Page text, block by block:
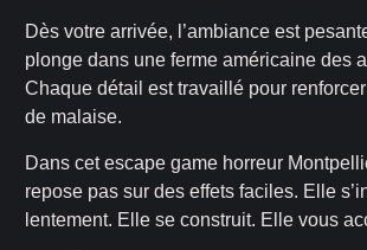
Dès votre arrivée, l’ambiance est
plonge dans une ferme américaine des
Chaque détail est travaillé pour
de malaise.
Dans cet escape game horreur
repose pas sur des effets faciles. Elle
lentement. Elle se construit. Elle vous